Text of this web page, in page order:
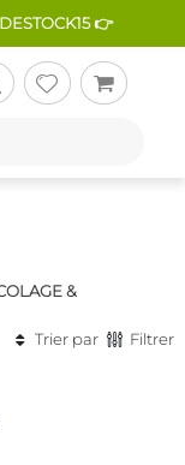
👉
&
Trier par
Filtrer